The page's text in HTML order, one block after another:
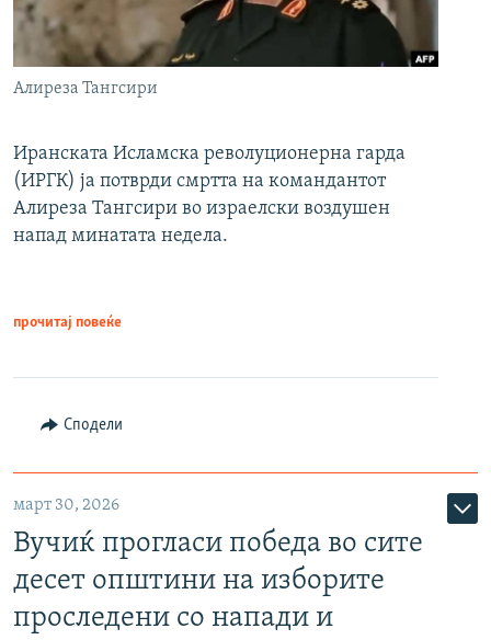
Алиреза Тангсири
Иранската Исламска револуционерна гарда
(ИРГК) ја потврди смртта на командантот
Алиреза Тангсири во израелски воздушен
напад минатата недела.
прочитај повеќе
Сподели
март 30, 2026
Вучиќ прогласи победа во сите
десет општини на изборите
проследени со напади и